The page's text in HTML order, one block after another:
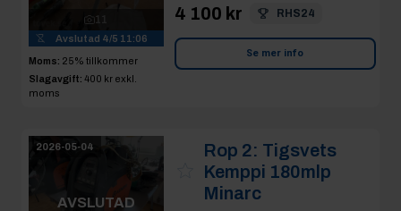
11
Avslutad 4/5 11:06
Moms: 25% tillkommer
Slagavgift: 400 kr exkl.
moms
4 100 kr RHS24
Se mer info
2026-05-04
AVSLUTAD
Rop 2: Tigsvets
Kemppi 180mlp
Minarc